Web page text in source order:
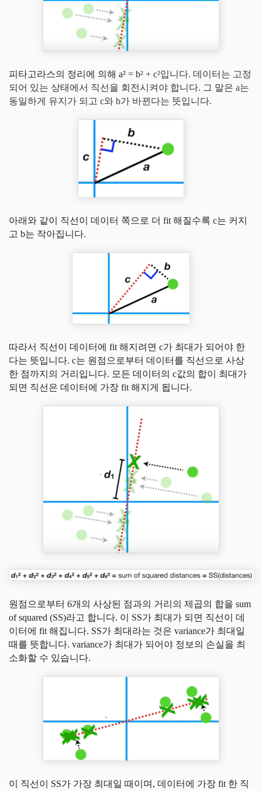
피타고라스의 정리에 의해 a² = b² + c²입니다. 데이터는 고정
되어 있는 상태에서 직선을 회전시켜야 합니다. 그 말은 a는
동일하게 유지가 되고 c와 b가 바뀐다는 뜻입니다.
아래와 같이 직선이 데이터 쪽으로 더 fit 해질수록 c는 커지
고 b는 작아집니다.
따라서 직선이 데이터에 fit 해지려면 c가 최대가 되어야 한
다는 뜻입니다. c는 원점으로부터 데이터를 직선으로 사상
한 점까지의 거리입니다. 모든 데이터의 c값의 합이 최대가
되면 직선은 데이터에 가장 fit 해지게 됩니다.
원점으로부터 6개의 사상된 점과의 거리의 제곱의 합을 sum
of squared (SS)라고 합니다. 이 SS가 최대가 되면 직선이 데
이터에 fit 해집니다. SS가 최대라는 것은 variance가 최대일
때를 뜻합니다. variance가 최대가 되어야 정보의 손실을 최
소화할 수 있습니다.
이 직선이 SS가 가장 최대일 때이며, 데이터에 가장 fit 한 직